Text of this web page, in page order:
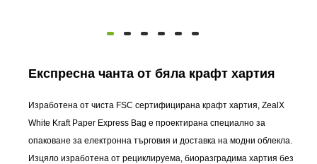
Експресна чанта от бяла крафт хартия
Изработена от чиста FSC сертифицирана крафт хартия, ZealX
White Kraft Paper Express Bag е проектирана специално за
опаковане за електронна търговия и доставка на модни облекла.
Изцяло изработена от рециклируема, биоразградима хартия без